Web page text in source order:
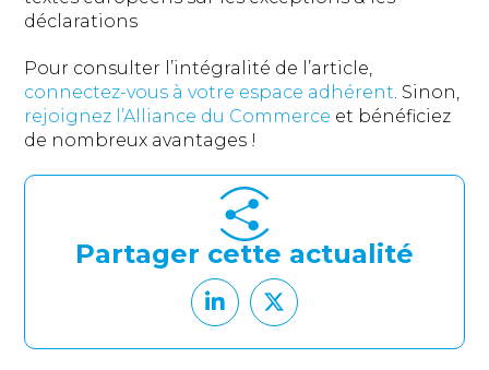
déclarations
Pour consulter l’intégralité de l’article,
connectez-vous à votre espace adhérent . Sinon,
rejoignez l’Alliance du Commerce et bénéficiez
de nombreux avantages !
Partager cette actualité